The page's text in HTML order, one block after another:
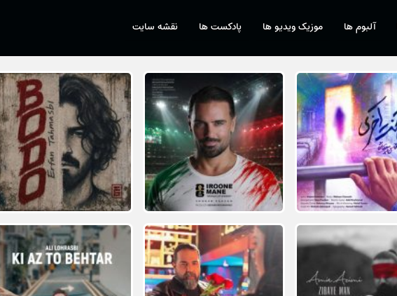
آلبوم ها موزیک ویدیو ها پادکست ها نقشه سایت